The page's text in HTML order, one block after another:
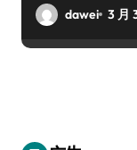
dawei 3 月